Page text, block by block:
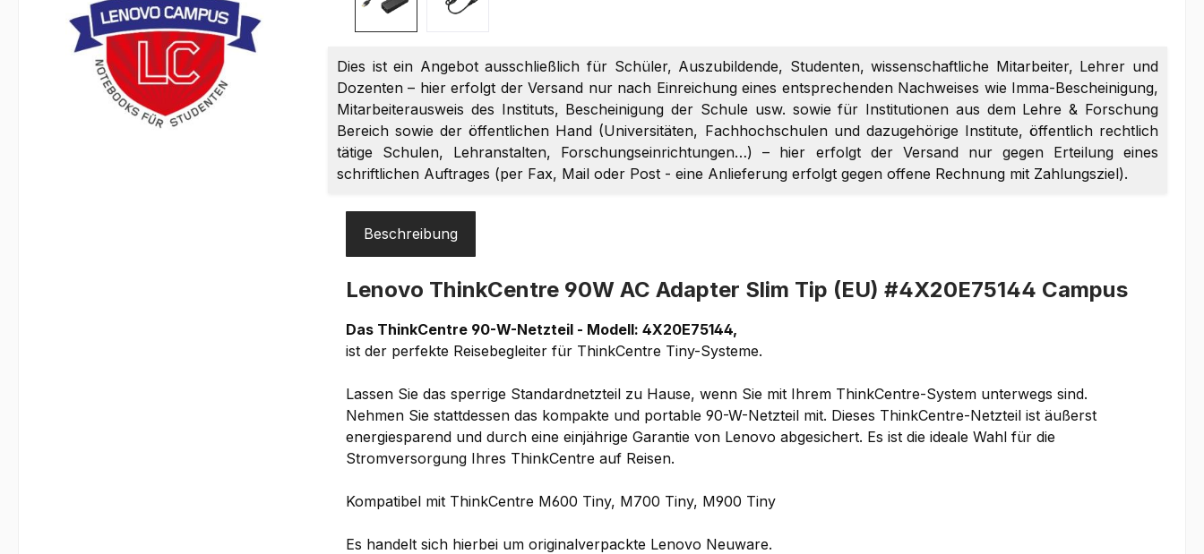
Dies ist ein Angebot ausschließlich für Schüler, Auszubildende, Studenten, wissenschaftliche Mitarbeiter, Lehrer und
Dozenten – hier erfolgt der Versand nur nach Einreichung eines entsprechenden Nachweises wie Imma-Bescheinigung,
Mitarbeiterausweis des Instituts, Bescheinigung der Schule usw. sowie für Institutionen aus dem Lehre & Forschung
Bereich sowie der öffentlichen Hand (Universitäten, Fachhochschulen und dazugehörige Institute, öffentlich rechtlich
tätige Schulen, Lehranstalten, Forschungseinrichtungen…) – hier erfolgt der Versand nur gegen Erteilung eines
schriftlichen Auftrages (per Fax, Mail oder Post - eine Anlieferung erfolgt gegen offene Rechnung mit Zahlungsziel).
Beschreibung
Lenovo ThinkCentre 90W AC Adapter Slim Tip (EU) #4X20E75144 Campus
Das ThinkCentre 90-W-Netzteil - Modell: 4X20E75144,
ist der perfekte Reisebegleiter für ThinkCentre Tiny-Systeme.
Lassen Sie das sperrige Standardnetzteil zu Hause, wenn Sie mit Ihrem ThinkCentre-System unterwegs sind.
Nehmen Sie stattdessen das kompakte und portable 90-W-Netzteil mit. Dieses ThinkCentre-Netzteil ist äußerst
energiesparend und durch eine einjährige Garantie von Lenovo abgesichert. Es ist die ideale Wahl für die
Stromversorgung Ihres ThinkCentre auf Reisen.
Kompatibel mit ThinkCentre M600 Tiny, M700 Tiny, M900 Tiny
Es handelt sich hierbei um originalverpackte Lenovo Neuware.